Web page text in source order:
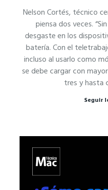
Nelson Cortés, técnico
piensa dos veces.
desgaste en los
batería. Con el
incluso al usarlo como
se debe cargar con
tres y hasta
Seguir